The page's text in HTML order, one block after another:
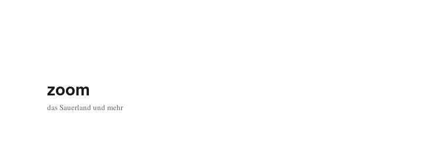
zoom
das Sauerland und mehr